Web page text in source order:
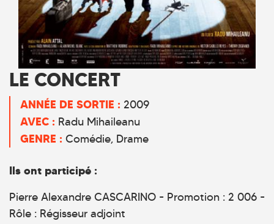
LE CONCERT
ANNÉE DE SORTIE : 2009
AVEC : Radu Mihaileanu
GENRE : Comédie Drame
Ils ont participé :
Pierre Alexandre CASCARINO - Promotion : 2 006 -
Rôle : Régisseur adjoint